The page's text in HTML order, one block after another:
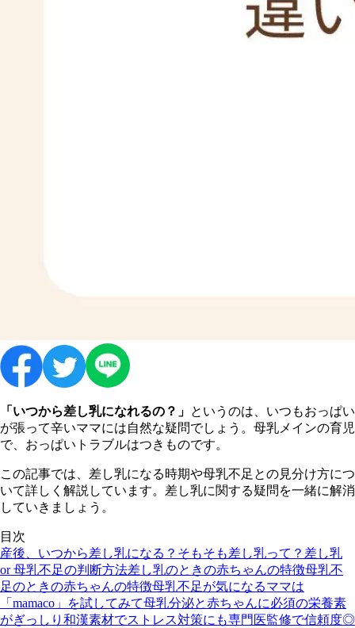
「いつから差し乳になれるの？」 というのは、いつもおっぱい
が張って辛いママには自然な疑問でしょう。母乳メインの育児
で、おっぱいトラブルはつきものです。
この記事では、差し乳になる時期や母乳不足との見分け方につ
いて詳しく解説しています。差し乳に関する疑問を一緒に解消
していきましょう。
目次
産後、いつから差し乳になる？ そもそも差し乳って？ 差し乳
or 母乳不足の判断方法差し乳のときの赤ちゃんの特徴母乳不
足のときの赤ちゃんの特徴母乳不足が気になるママは
「mamaco」を試してみて母乳分泌と赤ちゃんに必須の栄養素
がぎっしり 和漢素材でストレス対策にも専門医監修で信頼度◎